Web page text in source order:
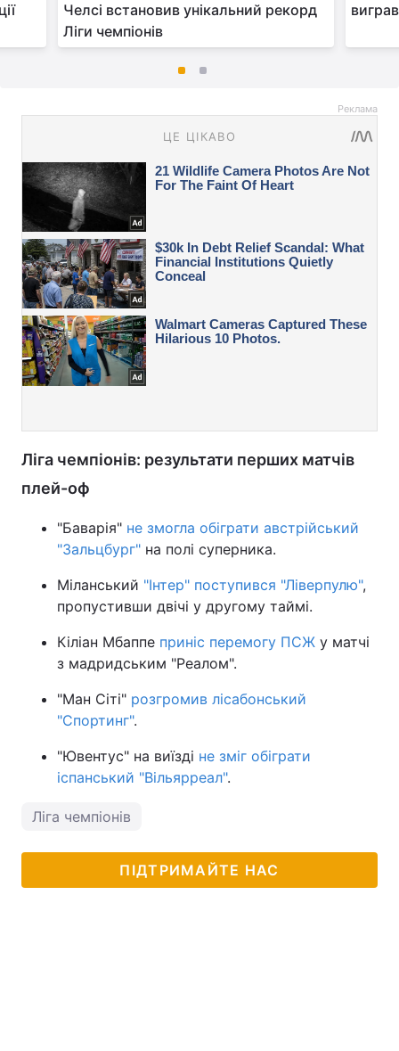
Челсі встановив унікальний рекорд
Ліги чемпіонів
Реклама
Ліга чемпіонів: результати перших матчів
плей-оф
"Баварія" не змогла обіграти австрійський
"Зальцбург" на полі суперника.
Міланський "Інтер" поступився "Ліверпулю",
пропустивши двічі у другому таймі.
Кіліан Мбаппе приніс перемогу ПСЖ у матчі
з мадридським "Реалом".
"Ман Сіті" розгромив лісабонський
"Спортинг".
"Ювентус" на виїзді не зміг обіграти
іспанський "Вільярреал".
Ліга чемпіонів
ПІДТРИМАЙТЕ НАС